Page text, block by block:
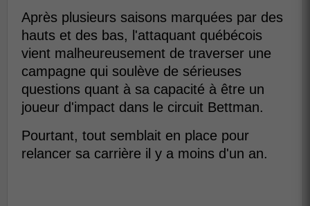
Après plusieurs saisons marquées par des
hauts et des bas, l'attaquant québécois
vient malheureusement de traverser une
campagne qui soulève de sérieuses
questions quant à sa capacité à être un
joueur d'impact dans le circuit Bettman.
Pourtant, tout semblait en place pour
relancer sa carrière il y a moins d'un an.